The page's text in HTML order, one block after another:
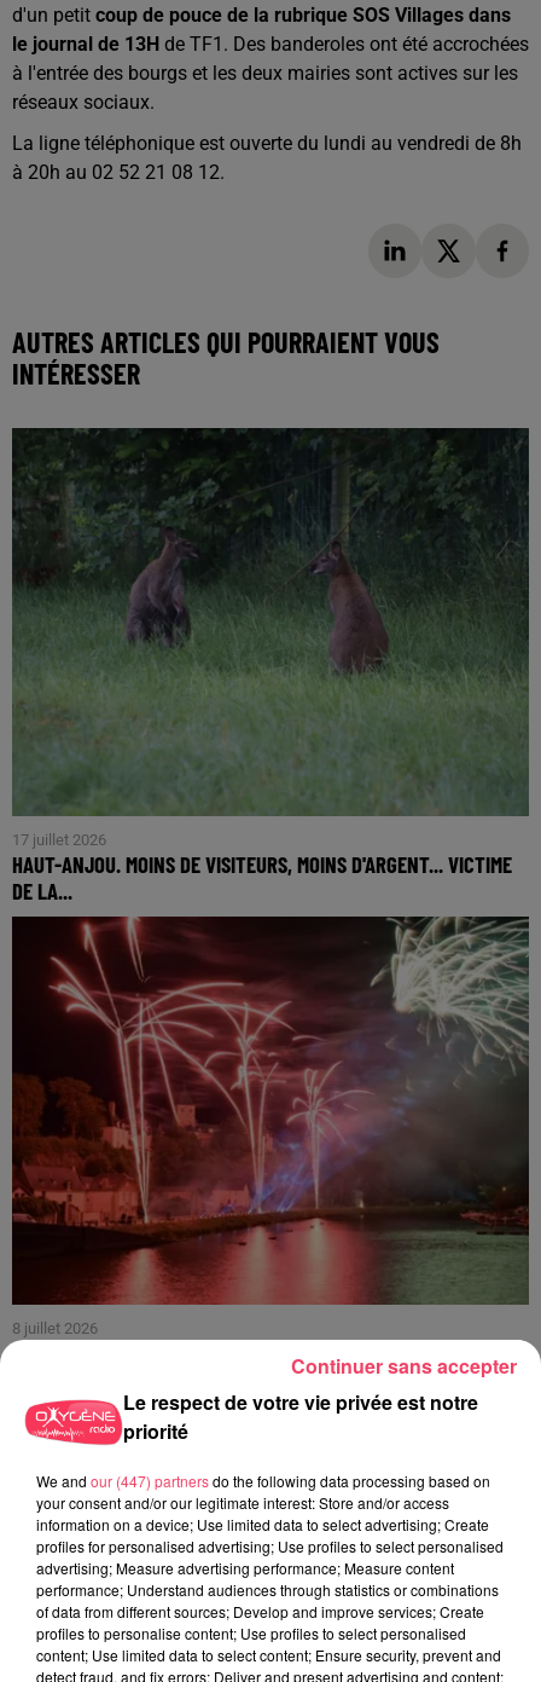
d'un petit coup de pouce de la rubrique SOS Villages dans
le journal de 13H de TF1. Des banderoles ont été accrochées
à l'entrée des bourgs et les deux mairies sont actives sur les
réseaux sociaux.
La ligne téléphonique est ouverte du lundi au vendredi de 8h
à 20h au 02 52 21 08 12.
AUTRES ARTICLES QUI POURRAIENT VOUS
INTÉRESSER
17 juillet 2026
HAUT-ANJOU. MOINS DE VISITEURS, MOINS D'ARGENT... VICTIME
DE LA...
8 juillet 2026
HAUT-ANJOU. DES FEUX D'ARTIFICE ANNULÉS EN RAISON DES
Le respect de votre vie privée est notre
priorité
We and our (447) partnersdo the following data processing based on
your consent and/or our legitimate interest: Store and/or access
information on a device; Use limited data to select advertising; Create
profiles for personalised advertising; Use profiles to select personalised
advertising; Measure advertising performance; Measure content
performance; Understand audiences through statistics or combinations
of data from different sources; Develop and improve services; Create
profiles to personalise content; Use profiles to select personalised
content; Use limited data to select content; Ensure security, prevent and
detect fraud, and fix errors; Deliver and present advertising and content;
Continuer sans accepter